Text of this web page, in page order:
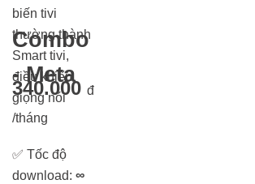
biến tivi
thường thành
Smart tivi,
điều khiển
giọng nói
Combo
- Meta
340.000 đ
/tháng
✅ Tốc độ
download: ∞